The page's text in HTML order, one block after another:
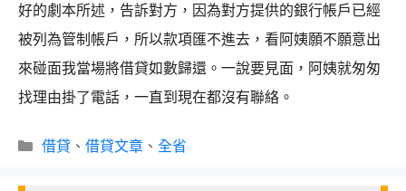
好的劇本所述，告訴對方，因為對方提供的銀行帳戶已經
被列為管制帳戶，所以款項匯不進去，看阿姨願不願意出
來碰面我當場將借貸如數歸還。一說要見面，阿姨就匆匆
找理由掛了電話，一直到現在都沒有聯絡。
分
借貸 、 借貸文章、 全省